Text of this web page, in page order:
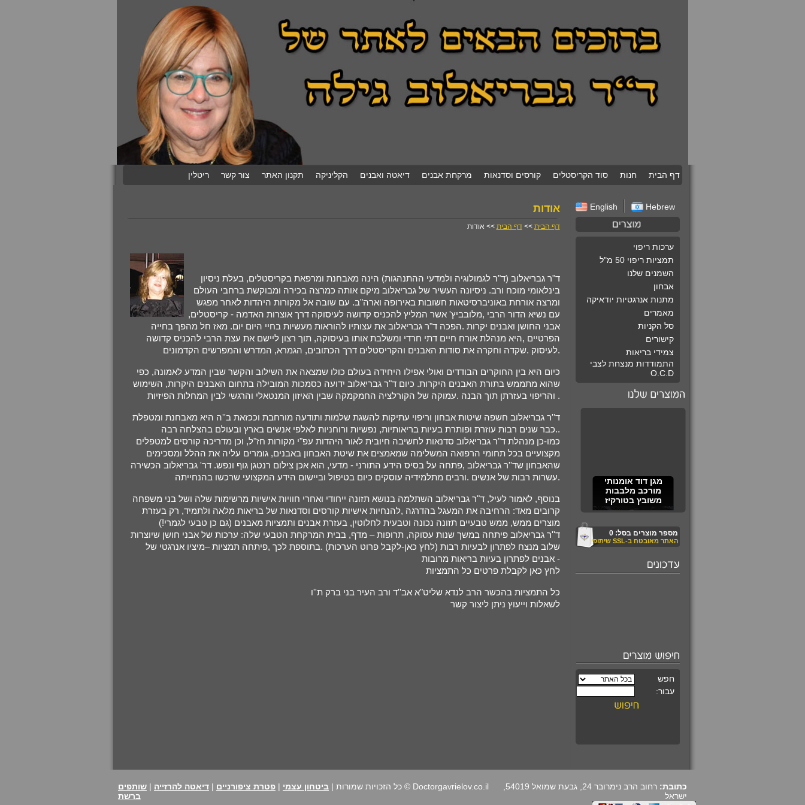
דף הבית חנות סוד הקריסטלים קורסים וסדנאות מרקחת אבנים דיאטה ואבנים הקליניקה תקנון האתר צור קשר ריטלין
Hebrew
English
ערכות ריפוי
תמציות ריפוי 50 מ"ל
השמנים שלנו
אבחון
מתנות אנרגטיות יודאיקה
מאמרים
סל הקניות
קישורים
צמידי בריאות
התמודדות מנצחת לצבי
O.C.D
מגן דוד אומנותי
מורכב מלבבות
משובץ בטורקיז
ללימוד קריסטלים
מספר מוצרים בסל: 0
האתר מאובטח ב-SSL שיתופי
אודות
דף הבית >>דף הבית >> אודות
ד"ר גבריאלוב (ד"ר לגמולוגיה ולמדעי ההתנהגות) הינה מאבחנת ומרפאת בקריסטלים, בעלת ניסיון
בינלאומי מוכח ורב. ניסיונה העשיר של גבריאלוב מיקם אותה כמרצה בכירה ומבוקשת ברחבי העולם
ומרצה אורחת באוניברסיטאות חשובות באירופה וארה"ב. עם שובה אל מקורות היהדות לאחר מפגש
עם נשיא הדור הרבי ,מלובביץ' אשר המליץ להכניס קדושה לעיסוקה דרך אוצרות האדמה - קריסטלים,
אבני החושן ואבנים יקרות .הפכה ד"ר גבריאלוב את עצותיו להוראות מעשיות בחיי היום יום. מאז חל מהפך בחייה
הפרטיים ,היא מנהלת אורח חיים דתי חרדי ומשלבת אותו בעיסוקה, תוך רצון ליישם את עצת הרבי להכניס קדושה
לעיסוק .שקדה וחקרה את סודות האבנים והקריסטלים דרך הכתובים, הגמרא, המדרש והמפרשים הקדמונים.
כיום היא בין החוקרים הבודדים ואולי אפילו היחידה בעולם כולו שמצאה את השילוב והקשר שבין המדע לאמונה, כפי
שהוא מתממש בתורת האבנים היקרות. כיום ד"ר גבריאלוב ידועה כסמכות המובילה בתחום האבנים היקרות, השימוש
והריפוי בעזרתן תוך הבנה .עמוקה של הקורלציה החמקמקה שבין האיזון המנטאלי והרגשי לבין המחלות הפיזיות .
ד''ר גבריאלוב חשפה שיטות אבחון וריפוי עתיקות להשגת שלמות ותודעה מורחבת וככזאת ב''ה היא מאבחנת ומטפלת
.כבר שנים רבות עוזרת ופותרת בעיות בריאותיות, נפשיות ורוחניות לאלפי אנשים בארץ ובעולם בהצלחה רבה.
כמו-כן מנהלת ד"ר גבריאלוב סדנאות לחשיבה חיובית לאור היהדות עפ"י מקורות חז"ל, וכן מדריכה קורסים למטפלים
מקצועיים בכל תחומי הרפואה המשלימה שמאמצים את שיטת האבחון באבנים, גומרים עליה את ההלל ומסכימים
שהאבחון שד''ר גבריאלוב ,פתחה על בסיס הידע התורני - מדעי, הוא אכן צילום רנטגן גוף ונפש. דר' גבריאלוב הכשירה
עשרות רבות של אנשים .ורבים מתלמידיה עוסקים כיום בטיפול וביישום הידע המקצועי שרכשו בהנחייתה.
בנוסף, לאמור לעיל, ד"ר גבריאלוב השתלמה בנושא תזונה ייחודי ואחרי חוויות אישיות מרשימות שלה ושל בני משפחה
קרובים מאד: הרחיבה את המעגל בהדרגה ,להנחיות אישיות קורסים וסדנאות של בריאות מלאה ולתמיד, רק בעזרת
מוצרים ממש, ממש טבעיים תזונה נכונה וטבעית לחלוטין, בעזרת אבנים ותמציות מאבנים (גם כן טבעי לגמרי!)
ד''ר גבריאלוב פיתחה במשך שנות עסוקה, תרופות – מדף, בבית המרקחת הטבעי שלה: ערכות של אבני חושן שיוצרות
שלוב מנצח לפתרון לבעיות רבות (לחץ כאן-לקבל פרוט הערכות) .בתוספת לכך ,פיתחה תמציות –מיציו אנרגטי של
אבנים לפתרון בעיות בריאות מרובות -
לחץ כאן לקבלת פרטים כל התמציות
כל התמציות בהכשר הרב לנדא שליט"א אב''ד ורב העיר בני ברק ת''ו
לשאלות וייעוץ ניתן ליצור קשר
כתובת:
ישראל
Doctorgavrielov.co.il © כל הזכויות שמורות | ביטחון עצמי | פטרת ציפורניים | דיאטה להרזייה | שותפים
ברשת